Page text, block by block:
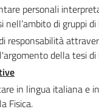
personali
nell’ambito di gruppi
responsabilità
della tesi di
in lingua italiana e
Fisica.